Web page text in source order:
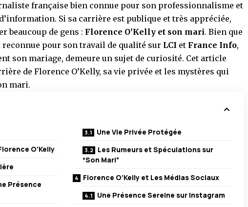
française bien connue pour son professionnalisme et
Si sa carrière est publique et très appréciée,
beaucoup de gens : Florence O’Kelly et son mari. Bien que
pour son travail de qualité sur LCI et France Info,
son mariage, demeure un sujet de curiosité. Cet article
de Florence O’Kelly, sa vie privée et les mystères qui
mari.
O’Kelly
Présence
Une Vie Privée Protégée
Les Rumeurs et Spéculations sur
“Son Mari”
Florence O’Kelly et Les Médias Sociaux
Une Présence Sereine sur Instagram